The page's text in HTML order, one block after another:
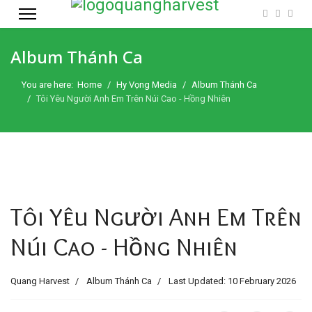
Album Thánh Ca
You are here: Home Hy Vọng Media
Album Thánh Ca
Tôi Yêu Người Anh Em Trên Núi Cao - Hồng Nhiên
Tôi Yêu Người Anh Em Trên
Núi Cao - Hồng Nhiên
Quang Harvest Album Thánh Ca Last Updated: 10 February 2026